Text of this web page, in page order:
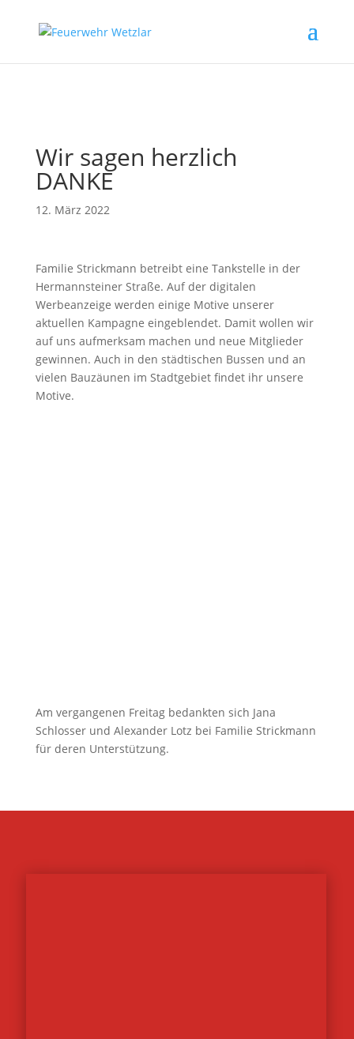
title-Attribut liest
Wir sagen herzlich
DANKE
12. März 2022
Familie Strickmann betreibt eine Tankstelle in der
Hermannsteiner Straße. Auf der digitalen
Werbeanzeige werden einige Motive unserer
aktuellen Kampagne eingeblendet. Damit wollen wir
auf uns aufmerksam machen und neue Mitglieder
gewinnen. Auch in den städtischen Bussen und an
vielen Bauzäunen im Stadtgebiet findet ihr unsere
Motive.
Am vergangenen Freitag bedankten sich Jana
Schlosser und Alexander Lotz bei Familie Strickmann
für deren Unterstützung.